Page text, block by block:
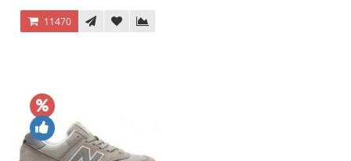
11470